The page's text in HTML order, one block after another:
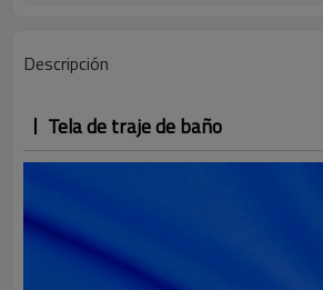
Descripción
Tela de traje de baño